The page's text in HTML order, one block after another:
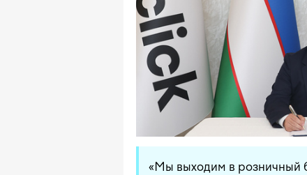
«Мы выходим в розничный